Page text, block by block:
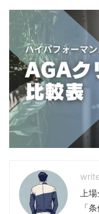
上場
「